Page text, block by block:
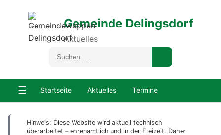
Gemeinde Delingsdorf
Aktuelles
☰ Startseite Aktuelles Termine
Hinweis: Diese Website wird aktuell technisch
überarbeitet – ehrenamtlich und in der Freizeit. Daher